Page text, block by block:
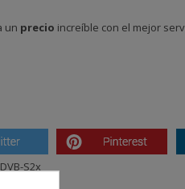
un precio increíble con el mejor
DVB-S2x